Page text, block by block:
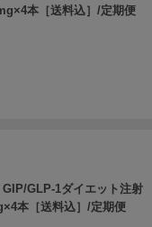
本［送料込］/定期便
GIP/GLP-1ダイエット注射
本［送料込］/定期便